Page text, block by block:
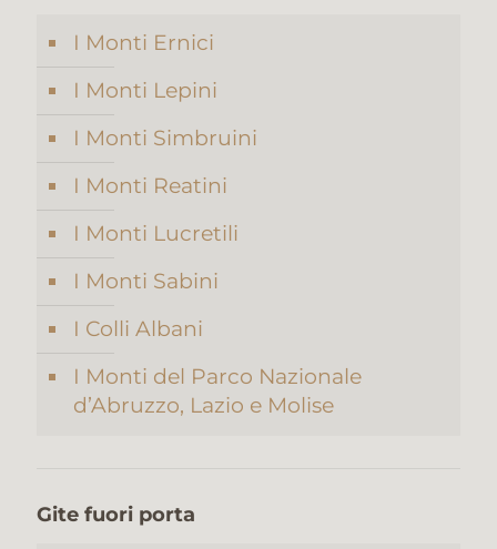
I Monti Ernici
I Monti Lepini
I Monti Simbruini
I Monti Reatini
I Monti Lucretili
I Monti Sabini
I Colli Albani
I Monti del Parco Nazionale
d’Abruzzo, Lazio e Molise
Gite fuori porta